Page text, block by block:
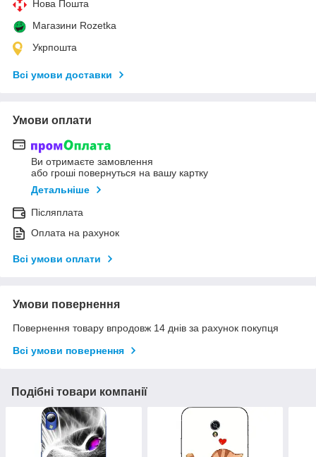
Нова Пошта
Магазини Rozetka
Укрпошта
Всі умови доставки
Умови оплати
Ви отримаєте замовлення
або гроші повернуться на вашу картку
Детальніше
Післяплата
Оплата на рахунок
Всі умови оплати
Умови повернення
Повернення товару впродовж 14 днів за рахунок покупця
Всі умови повернення
Подібні товари компанії